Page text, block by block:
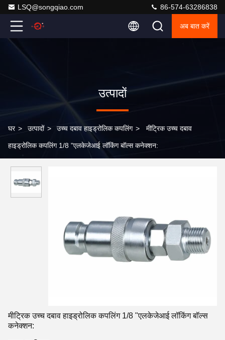
LSQ@songqiao.com 86-574-63286838
अब बात करें
उत्पादों
घर > उत्पादों > उच्च दबाव हाइड्रोलिक कपलिंग > मीट्रिक उच्च दबाव
हाइड्रोलिक कपलिंग 1/8 "एलकेजेआई लॉकिंग बॉल्स कनेक्शन:
मीट्रिक उच्च दबाव हाइड्रोलिक कपलिंग 1/8 "एलकेजेआई लॉकिंग बॉल्स
कनेक्शन: